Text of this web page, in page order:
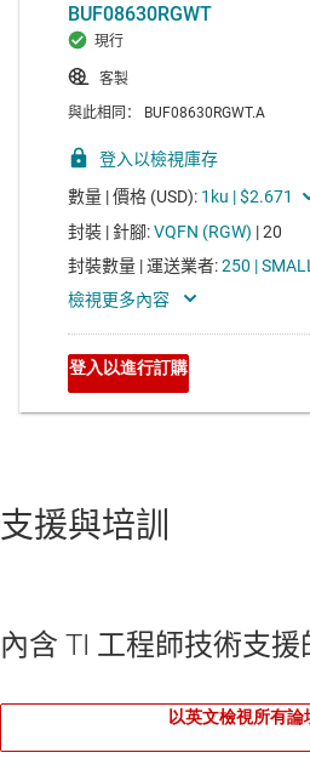
支援與培訓
內含 TI 工程師技術支援
以英文檢視所有論